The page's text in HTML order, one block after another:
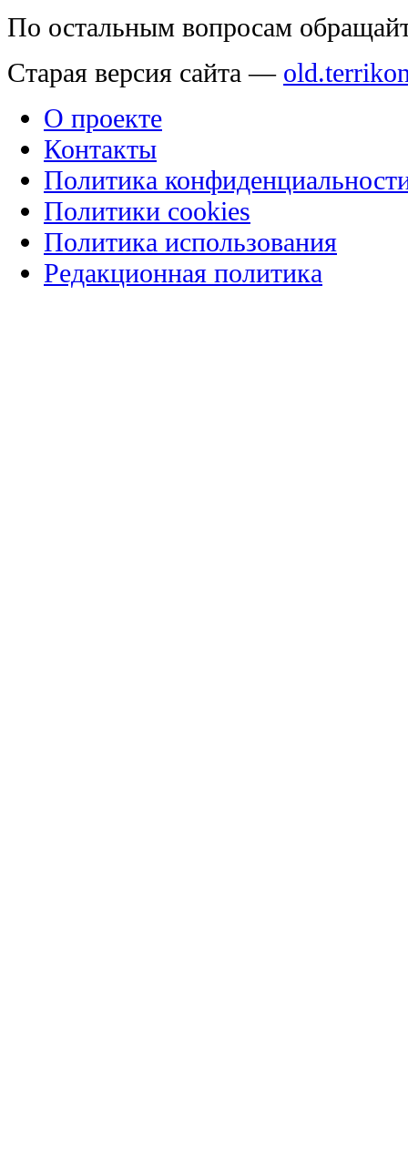
По остальным вопросам
Старая версия сайта —
О проекте
Контакты
Политика
Политики cookies
Политика использования
Редакционная политика